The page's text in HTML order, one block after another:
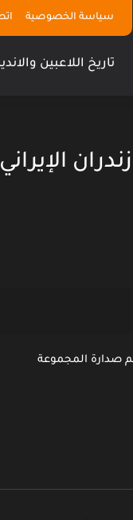
سياسة الخصوصية
تاريخ اللاعبين
صدارة المجموعة